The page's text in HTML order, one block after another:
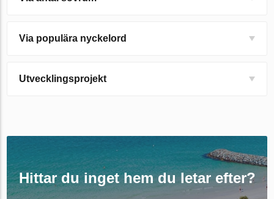
Via populära nyckelord
Utvecklingsprojekt
Hittar du inget hem du letar efter?